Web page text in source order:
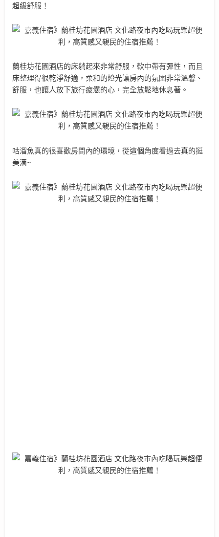
超級舒服！
蘭桂坊花園酒店的床躺起來非常舒服，軟中帶有彈性，而且
床整理得很乾淨舒適，柔和的燈光讓房內的氛圍非常溫馨、
舒服，也讓人放下旅行疲憊的心，完全放鬆地休息著。
咕溜魚真的很喜歡房間內的環境，從這個角度看過去真的挺
美滴~